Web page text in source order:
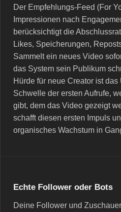
Der Empfehlungs-Feed (For
Impressionen nach
berücksichtigt die
Likes, Speicherungen,
Sammelt ein neues Video
das System sein Publikum
Hürde für neue Creator ist
Schwelle der ersten Aufrufe,
gibt, dem das Video gezeigt
schafft diesen ersten Impuls
organisches Wachstum in
Echte Follower oder Bots
Deine Follower und